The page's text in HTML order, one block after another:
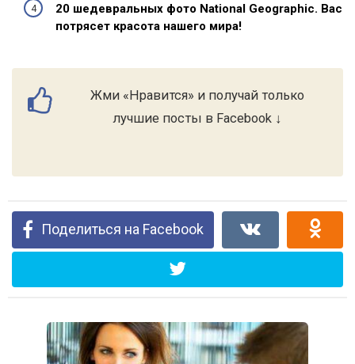
20 шедевральных фото National Geographic. Вас
потрясет красота нашего мира!
Жми «Нравится» и получай только
лучшие посты в Facebook ↓
Поделиться на Facebook